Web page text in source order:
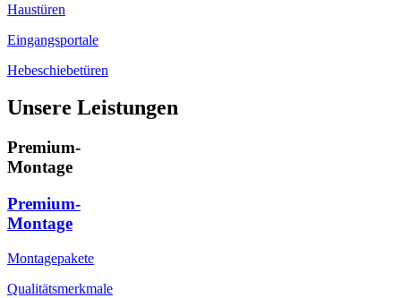
Haustüren
Eingangsportale
Hebeschiebetüren
Unsere Leistungen
Premium-
Montage
Premium-
Montage
Montagepakete
Qualitätsmerkmale